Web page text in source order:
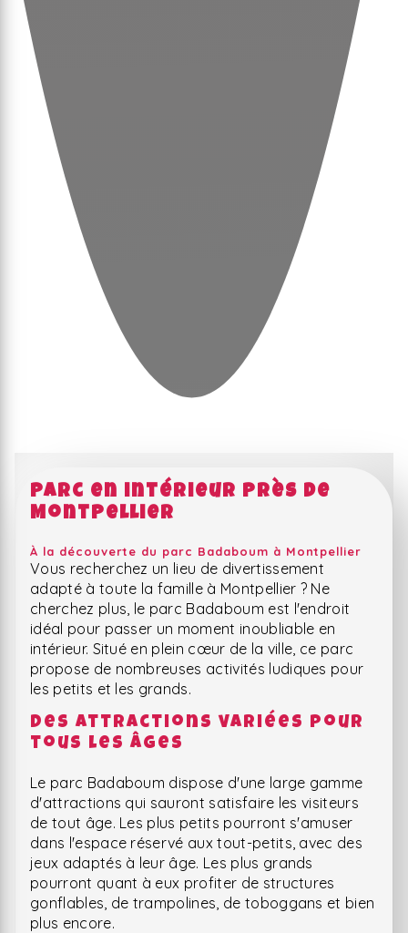
Parc en intérieur près de
Montpellier
À la découverte du parc Badaboum à Montpellier
Vous recherchez un lieu de divertissement
adapté à toute la famille à Montpellier ? Ne
cherchez plus, le parc Badaboum est l'endroit
idéal pour passer un moment inoubliable en
intérieur. Situé en plein cœur de la ville, ce parc
propose de nombreuses activités ludiques pour
les petits et les grands.
Des attractions variées pour
tous les âges
Le parc Badaboum dispose d'une large gamme
d'attractions qui sauront satisfaire les visiteurs
de tout âge. Les plus petits pourront s'amuser
dans l'espace réservé aux tout-petits, avec des
jeux adaptés à leur âge. Les plus grands
pourront quant à eux profiter de structures
gonflables, de trampolines, de toboggans et bien
plus encore.